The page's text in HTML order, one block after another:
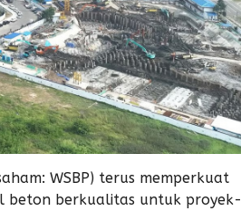
WSBP) terus memperkuat
beton berkualitas untuk proyek-